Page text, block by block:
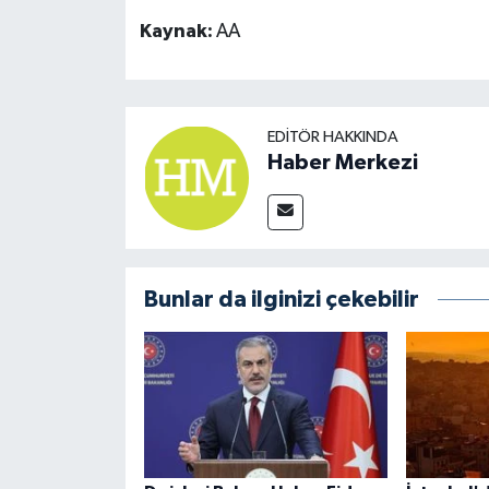
Kaynak: AA
EDITÖR HAKKINDA
Haber Merkezi
Bunlar da ilginizi çekebilir